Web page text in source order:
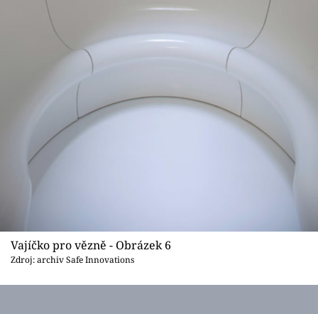
Vajíčko pro vězně - Obrázek 6
Zdroj: archiv Safe Innovations